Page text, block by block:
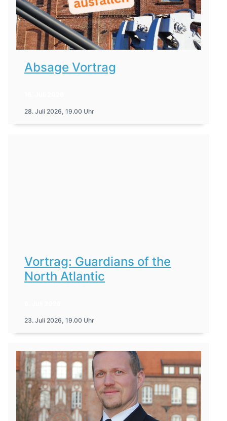
Absage Vortrag
28. Juli 2026, 19.00 Uhr
Vortrag: Guardians of the
North Atlantic
23. Juli 2026, 19.00 Uhr